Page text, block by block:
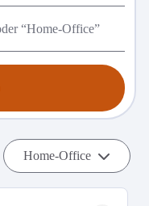
Home-Office